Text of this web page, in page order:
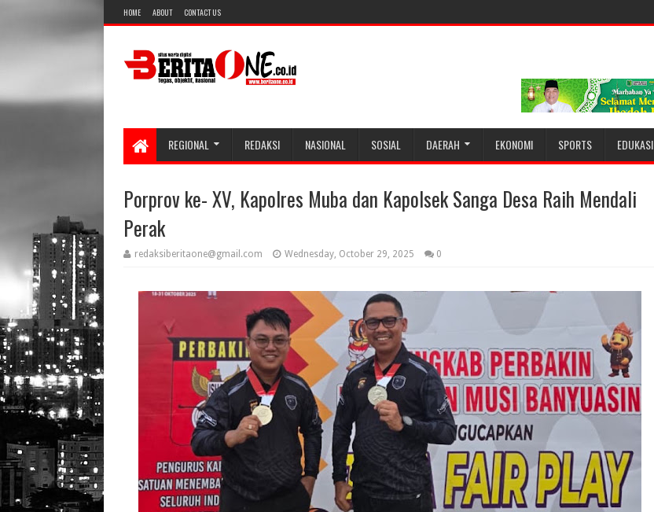
HOME ABOUT CONTACT US
REGIONAL REDAKSI NASIONAL SOSIAL DAERAH EKONOMI SPORTS EDUKASI
Porprov ke- XV, Kapolres Muba dan Kapolsek Sanga Desa Raih Mendali
Perak
redaksiberitaone@gmail.com Wednesday, October 29, 2025 0